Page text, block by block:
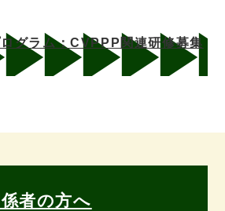
グラム：CVPPP関連研修募集
者の方へ